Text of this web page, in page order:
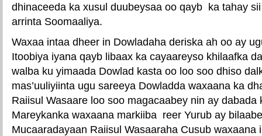
dhinaceeda ka xusul duubeysaa oo qayb ka tahay
arrinta Soomaaliya.
Waxaa intaa dheer in Dowladaha deriska ah oo ay
Itoobiya iyana qayb libaax ka cayaareyso khilaafka
walba ku yimaada Dowlad kasta oo loo soo dhiso
mas’uuliyiinta ugu sareeya Dowladda waxaana ka
Raiisul Wasaare loo soo magacaabey nin ay dabada
Mareykanka waxaana markiiba reer Yurub ay
Mucaaradayaan Raiisul Wasaaraha Cusub waxaana